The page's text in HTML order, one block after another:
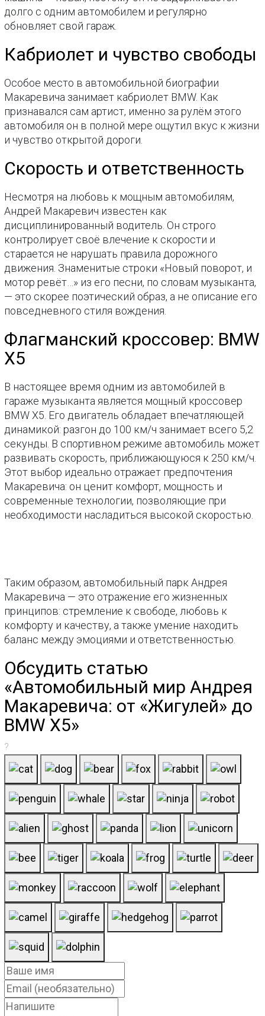
долго с одним автомобилем и регулярно
обновляет свой гараж.
Кабриолет и чувство свободы
Особое место в автомобильной биографии
Макаревича занимает кабриолет BMW. Как
признавался сам артист, именно за рулём этого
автомобиля он в полной мере ощутил вкус к жизни
и чувство открытой дороги.
Скорость и ответственность
Несмотря на любовь к мощным автомобилям,
Андрей Макаревич известен как
дисциплинированный водитель. Он строго
контролирует своё влечение к скорости и
старается не нарушать правила дорожного
движения. Знаменитые строки «Новый поворот, и
мотор ревёт…» из его песни, по словам музыканта,
— это скорее поэтический образ, а не описание его
повседневного стиля вождения.
Флагманский кроссовер: BMW
X5
В настоящее время одним из автомобилей в
гараже музыканта является мощный кроссовер
BMW X5. Его двигатель обладает впечатляющей
динамикой: разгон до 100 км/ч занимает всего 5,2
секунды. В спортивном режиме автомобиль может
развивать скорость, приближающуюся к 250 км/ч.
Этот выбор идеально отражает предпочтения
Макаревича: он ценит комфорт, мощность и
современные технологии, позволяющие при
необходимости насладиться высокой скоростью.
Таким образом, автомобильный парк Андрея
Макаревича — это отражение его жизненных
принципов: стремление к свободе, любовь к
комфорту и качеству, а также умение находить
баланс между эмоциями и ответственностью.
Обсудить статью
«Автомобильный мир Андрея
Макаревича: от «Жигулей» до
BMW X5»
?